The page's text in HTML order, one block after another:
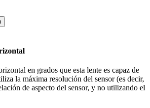
en grados que esta lente es capaz de
la máxima resolución del sensor (es decir,
de aspecto del sensor, y no utilizando el